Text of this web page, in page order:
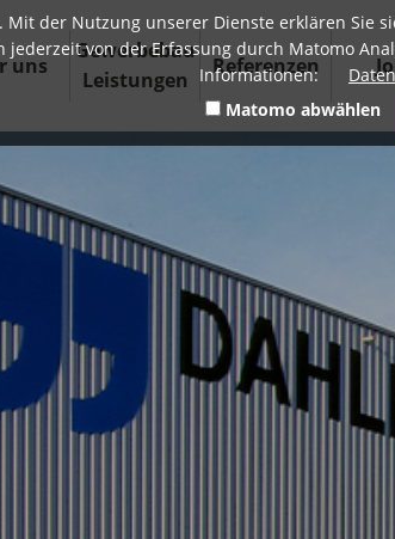
der Nutzung unserer Dienste erklären Sie
jederzeit von der Erfassung durch Matomo
Informationen:
Matomo abwählen
uns
Gewerbebau
Leistungen
Referenzen